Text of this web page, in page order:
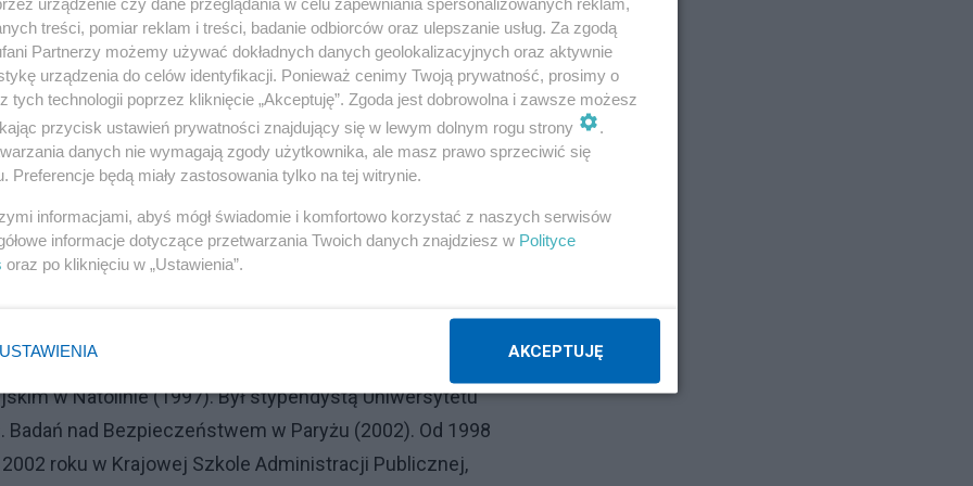
na Rafała Trzaskowskiego!
do pełnienia tej roli, ma wiedzę i doświadczenie w
dużym organizmem, czyli miastem Warszawą -
w Europie na świecie. Gdyby miał jakieś
na światło dzienne.
czym świadczy jego wykształcenie. Przed doktoratem
i filologię angielską (1996) na Uniwersytecie
w Natolinie (1997). Był stypendystą Uniwersytetu
nad Bezpieczeństwem w Paryżu (2002). Od 1998
roku w Krajowej Szkole Administracji Publicznej,
treści, pomiar reklam i treści, badanie odbiorców oraz ulepszanie usług. Za zgodą
Partnerzy możemy używać dokładnych danych geolokalizacyjnych oraz aktywnie
urządzenia do celów identyfikacji. Ponieważ cenimy Twoją prywatność, prosimy o
tych technologii poprzez kliknięcie „Akceptuję”. Zgoda jest dobrowolna i zawsze możesz
przycisk ustawień prywatności znajdujący się w lewym dolnym rogu strony
.
danych nie wymagają zgody użytkownika, ale masz prawo sprzeciwić się
Preferencje będą miały zastosowania tylko na tej witrynie.
informacjami, abyś mógł świadomie i komfortowo korzystać z naszych serwisów
informacje dotyczące przetwarzania Twoich danych znajdziesz w Polityce
oraz po kliknięciu w „Ustawienia”.
USTAWIENIA AKCEPTUJĘ